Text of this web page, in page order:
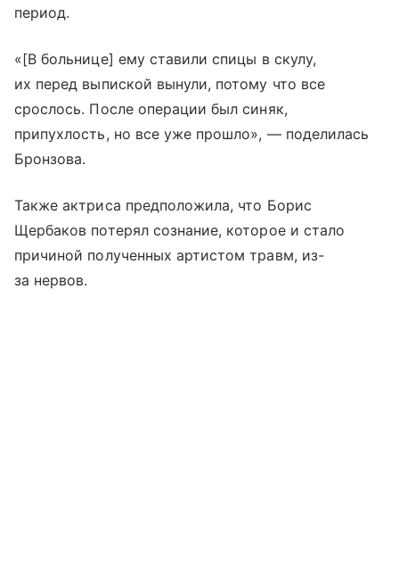
период.
«[В больнице] ему ставили спицы в скулу,
их перед выпиской вынули, потому что все
срослось. После операции был синяк,
припухлость, но все уже прошло», — поделилась
Бронзова.
Также актриса предположила, что Борис
Щербаков потерял сознание, которое и стало
причиной полученных артистом травм, из-
за нервов.